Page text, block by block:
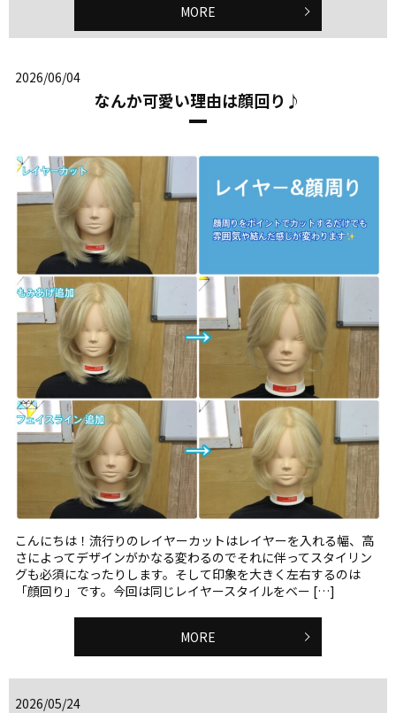
MORE
2026/06/04
なんか可愛い理由は顔回り♪
こんにちは！流行りのレイヤーカットはレイヤーを入れる幅、高
さによってデザインがかなる変わるのでそれに伴ってスタイリン
グも必須になったりします。そして印象を大きく左右するのは
「顔回り」です。今回は同じレイヤースタイルをベー […]
MORE
2026/05/24